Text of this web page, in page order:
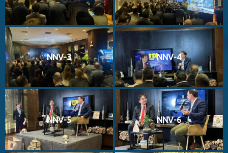
NNV-3 NNV-4
NNV-5 NNV-6